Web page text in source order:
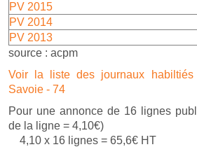
PV 2015
PV 2014
PV 2013
source : acpm
Voir la liste des journaux
Savoie - 74
Pour une annonce de 16 lignes
de la ligne = 4,10€)
4,10 x 16 lignes = 65,6€ HT